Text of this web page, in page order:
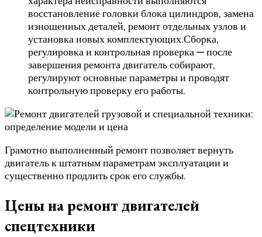
восстановление головки блока цилиндров, замена
изношенных деталей, ремонт отдельных узлов и
установка новых комплектующих.Сборка,
регулировка и контрольная проверка — после
завершения ремонта двигатель собирают,
регулируют основные параметры и проводят
контрольную проверку его работы.
Грамотно выполненный ремонт позволяет вернуть
двигатель к штатным параметрам эксплуатации и
существенно продлить срок его службы.
Цены на ремонт двигателей
спецтехники